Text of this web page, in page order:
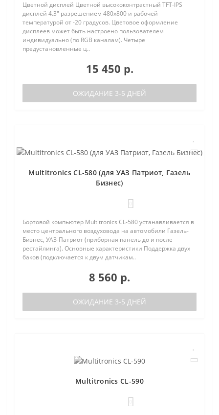
Цветной дисплей Цветной высококонтрастный TFT-IPS
дисплей 4.3" разрешением 480х800 и рабочей
температурой от -20 градусов. Цветовое оформление
дисплеев может быть настроено пользователем
индивидуально (по RGB каналам). Четыре
предустановленные ц..
15 450 р.
ОЖИДАНИЕ 3-5 ДНЕЙ
Multitronics CL-580 (для УАЗ Патриот, Газель
Бизнес)
Бортовой компьютер Multitronics CL-580 устанавливается в
место центрального воздуховода на автомобили Газель-
Бизнес, УАЗ-Патриот (приборная панель до и после
рестайлинга). Основные характеристики Поддержка двух
баков (подключается к двум датчикам..
8 560 р.
ОЖИДАНИЕ 3-5 ДНЕЙ
Multitronics CL-590